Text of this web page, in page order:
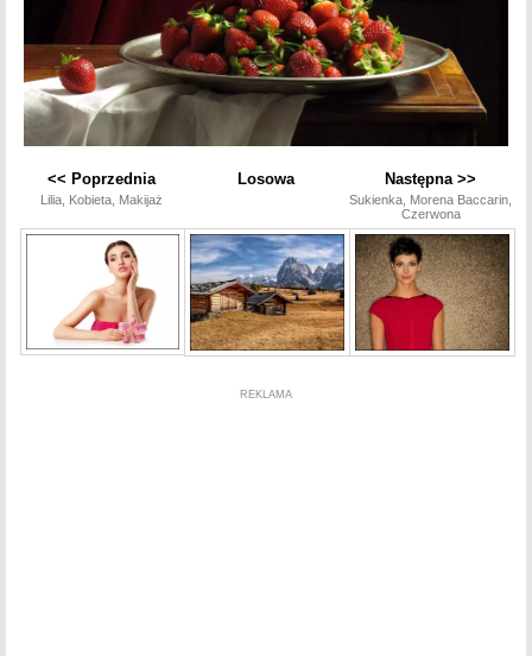
<< Poprzednia
Lilia, Kobieta, Makijaż
Losowa Następna >>
Sukienka, Morena Baccarin,
Czerwona
REKLAMA